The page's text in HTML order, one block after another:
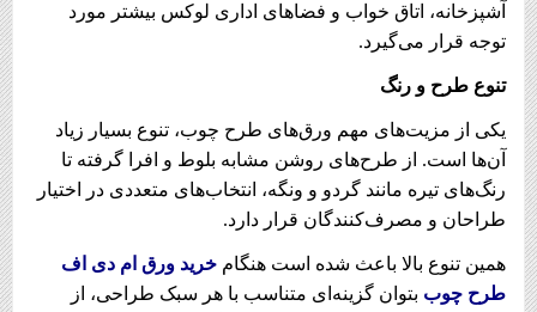
آشپزخانه، اتاق خواب و فضاهای اداری لوکس بیشتر مورد
توجه قرار می‌گیرد.
تنوع طرح و رنگ
یکی از مزیت‌های مهم ورق‌های طرح چوب، تنوع بسیار زیاد
آن‌ها است. از طرح‌های روشن مشابه بلوط و افرا گرفته تا
رنگ‌های تیره مانند گردو و ونگه، انتخاب‌های متعددی در اختیار
طراحان و مصرف‌کنندگان قرار دارد.
همین تنوع بالا باعث شده است هنگام خرید ورق ام دی اف
طرح چوب بتوان گزینه‌ای متناسب با هر سبک طراحی، از